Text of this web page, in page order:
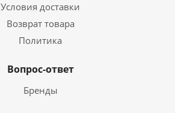
Условия доставки
Возврат товара
Политика
Вопрос-ответ
Бренды